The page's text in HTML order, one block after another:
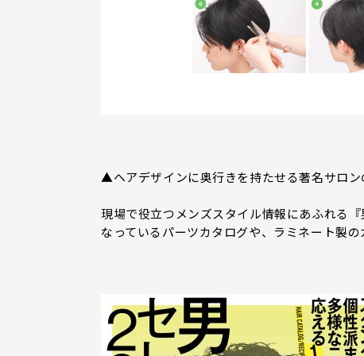
▲ヘアデザインに奥行きを持たせる著名サロン
現場で役立つメンズスタイル情報にあふれる
なっているパーツカタログや、ラミネート製